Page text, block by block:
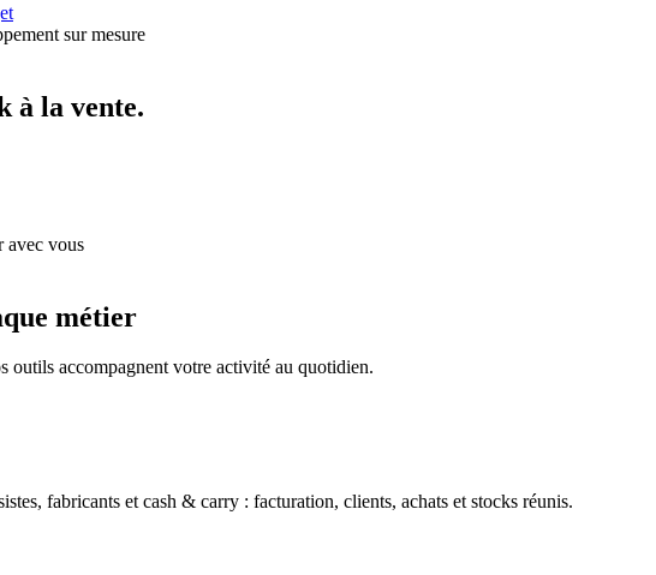
sur mesure
à la vente.
avec vous
métier
outils accompagnent votre activité au quotidien.
fabricants et cash & carry : facturation, clients, achats et stocks réunis.